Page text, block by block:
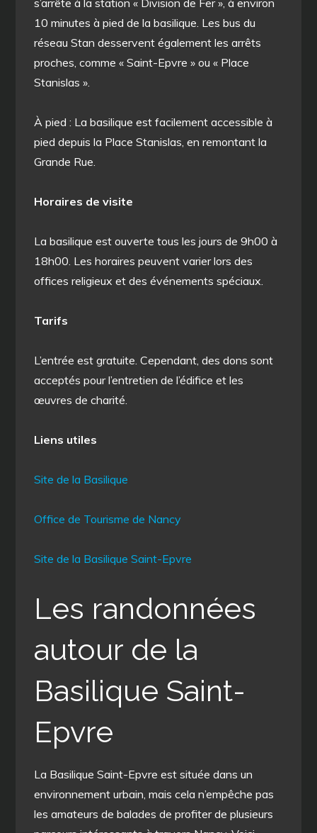
s’arrête à la station « Division de Fer », à environ
10 minutes à pied de la basilique. Les bus du
réseau Stan desservent également les arrêts
proches, comme « Saint-Epvre » ou « Place
Stanislas ».
À pied : La basilique est facilement accessible à
pied depuis la Place Stanislas, en remontant la
Grande Rue.
Horaires de visite
La basilique est ouverte tous les jours de 9h00 à
18h00. Les horaires peuvent varier lors des
offices religieux et des événements spéciaux.
Tarifs
L’entrée est gratuite. Cependant, des dons sont
acceptés pour l’entretien de l’édifice et les
œuvres de charité.
Liens utiles
Site de la Basilique
Office de Tourisme de Nancy
Site de la Basilique Saint-Epvre
Les randonnées
autour de la
Basilique Saint-
Epvre
La Basilique Saint-Epvre est située dans un
environnement urbain, mais cela n’empêche pas
les amateurs de balades de profiter de plusieurs